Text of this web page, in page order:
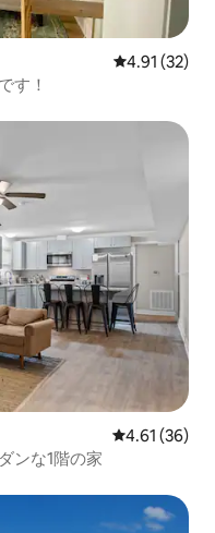
レビュー32
4.91 (32)
す！
レビュー36
4.61 (36)
ンな1階の家